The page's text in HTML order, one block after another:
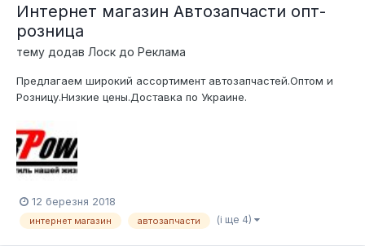
Интернет магазин Автозапчасти опт-
розница
тему додав Лоск до Реклама
Предлагаем широкий ассортимент автозапчастей.Оптом и
Розницу.Низкие цены.Доставка по Украине.
12 березня 2018
интернет магазин автозапчасти (і ще 4)